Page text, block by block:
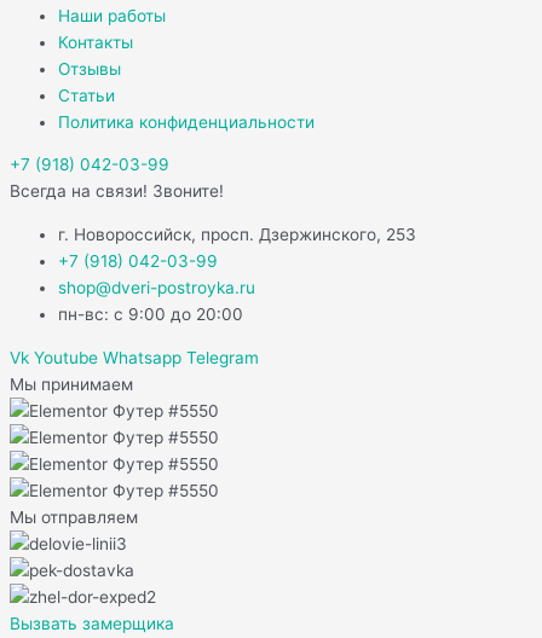
Наши работы
Контакты
Отзывы
Статьи
Политика конфиденциальности
+7 (918) 042-03-99
Всегда на связи! Звоните!
г. Новороссийск, просп. Дзержинского, 253
+7 (918) 042-03-99
shop@dveri-postroyka.ru
пн-вс: с 9:00 до 20:00
Vk Youtube Whatsapp Telegram
Мы принимаем
Мы отправляем
Вызвать замерщика